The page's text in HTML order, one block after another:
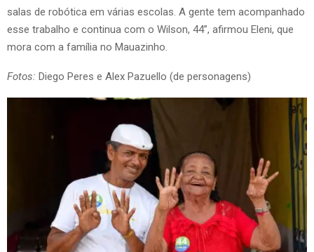
salas de robótica em várias escolas. A gente tem acompanhado
esse trabalho e continua com o Wilson, 44”, afirmou Eleni, que
mora com a família no Mauazinho.
Fotos: Diego Peres e Alex Pazuello (de personagens)